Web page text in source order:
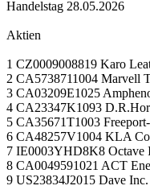
Handelstag 28.05.2026
Aktien
1 CZ0009008819 Karo
2 CA5738711004 Marvell
3 CA03209E1025
4 CA23347K1093
5 CA35671T1003
6 CA48257V1004 KLA
7 IE0003YHD8K8 Octave
8 CA0049591021 ACT
9 US23834J2015 Dave Inc.